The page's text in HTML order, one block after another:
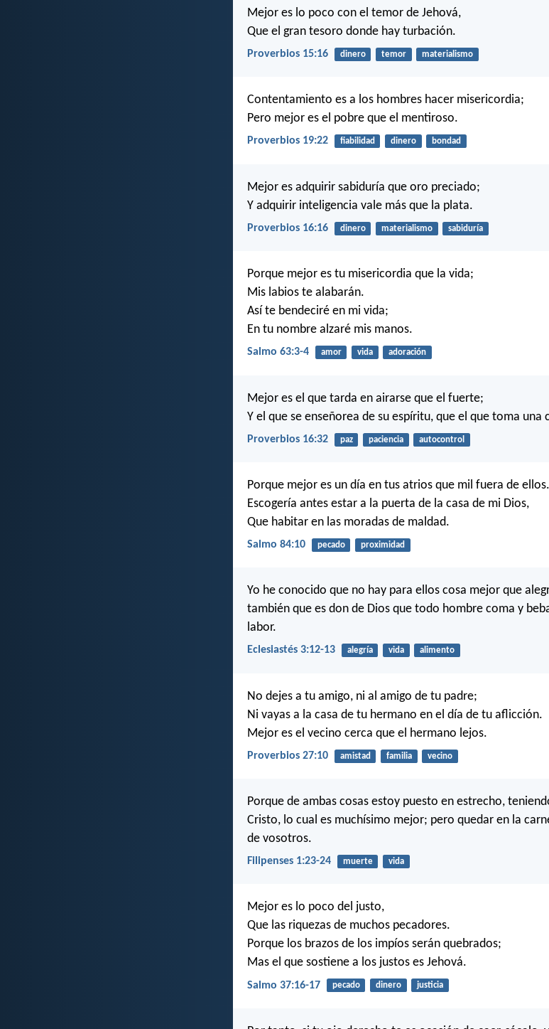
Mejor es lo poco con el temor de Jehová,
Que el gran tesoro donde hay turbación.
Proverbios 15:16 dinero temor materialismo
Contentamiento es a los hombres hacer misericordia;
Pero mejor es el pobre que el mentiroso.
Proverbios 19:22 fiabilidad dinero bondad
Mejor es adquirir sabiduría que oro preciado;
Y adquirir inteligencia vale más que la plata.
Proverbios 16:16 dinero materialismo sabiduría
Porque mejor es tu misericordia que la vida;
Mis labios te alabarán.
Así te bendeciré en mi vida;
En tu nombre alzaré mis manos.
Salmo 63:3-4 amor vida adoración
Mejor es el que tarda en airarse que el fuerte;
Y el que se enseñorea de su espíritu, que el que toma una
Proverbios 16:32 paz paciencia autocontrol
Porque mejor es un día en tus atrios que mil fuera de ellos.
Escogería antes estar a la puerta de la casa de mi Dios,
Que habitar en las moradas de maldad.
Salmo 84:10 pecado proximidad
Yo he conocido que no hay para ellos cosa mejor que
también que es don de Dios que todo hombre coma y
labor.
Eclesiastés 3:12-13 alegría vida alimento
No dejes a tu amigo, ni al amigo de tu padre;
Ni vayas a la casa de tu hermano en el día de tu aflicción.
Mejor es el vecino cerca que el hermano lejos.
Proverbios 27:10 amistad familia vecino
Porque de ambas cosas estoy puesto en estrecho,
Cristo, lo cual es muchísimo mejor; pero quedar en la
de vosotros.
Filipenses 1:23-24 muerte vida
Mejor es lo poco del justo,
Que las riquezas de muchos pecadores.
Porque los brazos de los impíos serán quebrados;
Mas el que sostiene a los justos es Jehová.
Salmo 37:16-17 pecado dinero justicia